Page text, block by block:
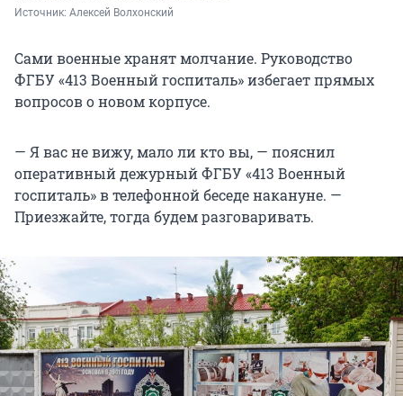
Источник: Алексей Волхонский
Сами военные хранят молчание. Руководство
ФГБУ «413 Военный госпиталь» избегает прямых
вопросов о новом корпусе.
— Я вас не вижу, мало ли кто вы, — пояснил
оперативный дежурный ФГБУ «413 Военный
госпиталь» в телефонной беседе накануне. —
Приезжайте, тогда будем разговаривать.